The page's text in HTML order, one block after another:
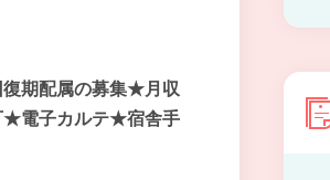
復期配属の募集★月収
★電子カルテ★宿舎手